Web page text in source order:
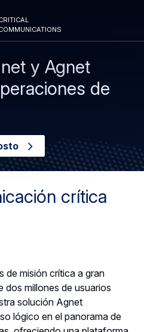
Pasar
al
contenido
principal
Skip
to
search
y Agnet
de
crítica
de misión crítica a gran
dos millones de usuarios
solución Agnet
lógico en el panorama de